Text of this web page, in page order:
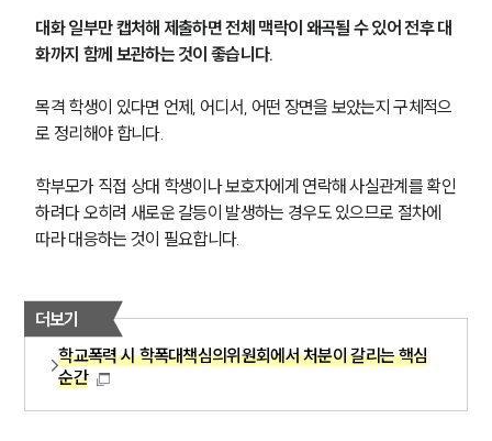
대화 일부만 캡처해 제출하면 전체 맥락이 왜곡될 수 있어 전후 대
화까지 함께 보관하는 것이 좋습니다.
목격 학생이 있다면 언제, 어디서, 어떤 장면을 보았는지 구체적으
로 정리해야 합니다.
학부모가 직접 상대 학생이나 보호자에게 연락해 사실관계를 확인
하려다 오히려 새로운 갈등이 발생하는 경우도 있으므로 절차에
따라 대응하는 것이 필요합니다.
더보기
학교폭력 시 학폭대책심의위원회에서 처분이 갈리는 핵심
순간